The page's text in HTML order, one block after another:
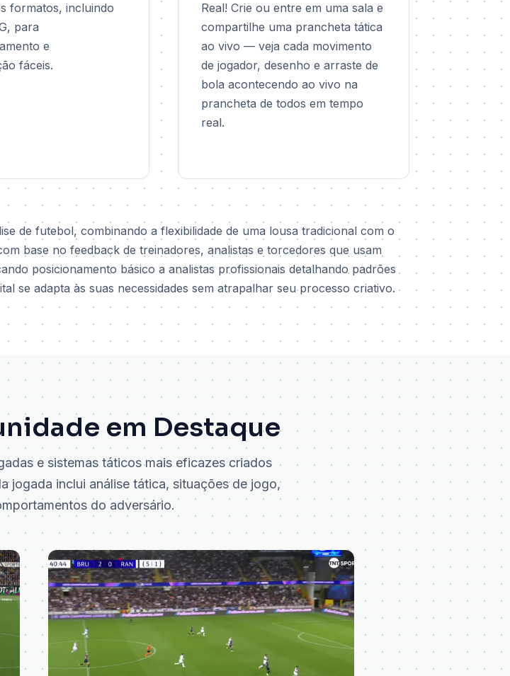
formatos, incluindo
para
e
fáceis.
Real! Crie ou entre em uma sala e
compartilhe uma prancheta tática
ao vivo — veja cada movimento
de jogador, desenho e arraste de
bola acontecendo ao vivo na
prancheta de todos em tempo
real.
de futebol, combinando a flexibilidade de uma lousa tradicional com o
base no feedback de treinadores, analistas e torcedores que usam
posicionamento básico a analistas profissionais detalhando padrões
se adapta às suas necessidades sem atrapalhar seu processo criativo.
em Destaque
e sistemas táticos mais eficazes criados
jogada inclui análise tática, situações de jogo,
do adversário.